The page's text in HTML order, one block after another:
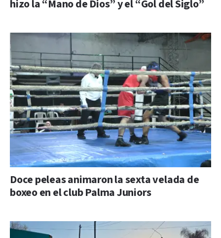
hizo la “Mano de Dios” y el “Gol del Siglo”
Doce peleas animaron la sexta velada de
boxeo en el club Palma Juniors